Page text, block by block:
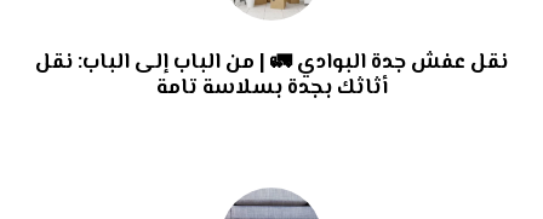
نقل عفش جدة البوادي 🚛 | من الباب إلى الباب: نقل
أثاثك بجدة بسلاسة تامة